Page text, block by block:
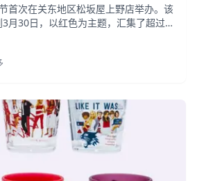
首次在关东地区松坂屋上野店举办。该
月30日，以红色为主题，汇集了超过
活动限定商品。